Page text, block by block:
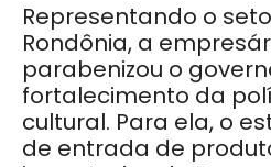
Representando o
Rondônia, a
parabenizou o
fortalecimento da
cultural. Para ela, o
de entrada de